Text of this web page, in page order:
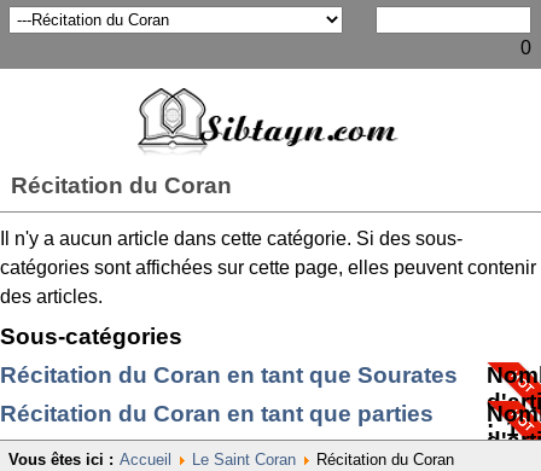
0
Récitation du Coran
Il n'y a aucun article dans cette catégorie. Si des sous-
catégories sont affichées sur cette page, elles peuvent contenir
des articles.
Sous-catégories
Récitation du Coran en tant que Sourates
: 14
Récitation du Coran en tant que parties
Vous êtes ici : Accueil Le Saint Coran Récitation du Coran